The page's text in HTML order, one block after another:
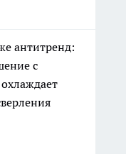
антитренд:
с